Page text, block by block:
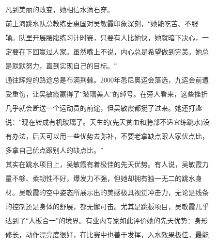
凡到美丽的改变，她相信水滴石穿。
前上海跳水队总教练史惠国对吴敏霞印象深刻，“她能吃苦、不服
输。队里开展腰腹练习计时赛，只要有人比她快，她就暗下决心，一
定要在下回赢过人家。虽然嘴上不说，内心总是希望做到完美。她总
是默默努力，直到实现自己的目标。”
通往辉煌的路途总是布满荆棘。2000年悉尼奥运会落选，九运会前遭
受重伤，让吴敏霞赢得了“玻璃美人”的绰号。在旁人看来，这些挫折
几乎就会断送一个运动员的前途，但吴敏霞都挺了过来。她还打趣
说：“现在转成有机玻璃了。天生的(先天贫血和胯部不适宜练跳水)没
有办法，后天可以用一些优势去弥补，不要老拿缺点跟人家优点比，
多拿自己优点跟别人的缺点比。”
其实在跳水项目上，吴敏霞有着极佳的先天优势。有人说，吴敏霞力
量不够、柔韧性不好，爆发力不强，但她却拥有独一无二的跳水身
材。吴敏霞的空中姿态所展示出的美感极具视觉冲击力，无论是线条
的控制还是身体的舒展，都无懈可击。尤其是跳板项目，吴敏霞几乎
达到了“人板合一”的境界。有业内专家如此评价她的先天优势：身形
修长，动作漂亮度很好，在比赛中也善于发挥，入水效果极佳，最能